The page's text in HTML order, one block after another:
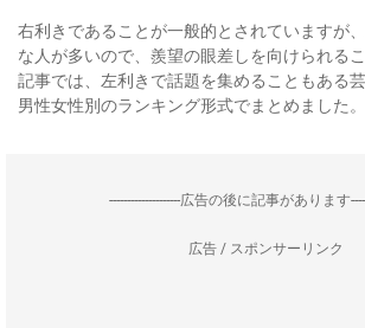
右利きであることが一般的とされていますが
な人が多いので、羨望の眼差しを向けられる
記事では、左利きで話題を集めることもある
男性女性別のランキング形式でまとめました。
--------------------広告の後に記事があります
広告 / スポンサーリンク